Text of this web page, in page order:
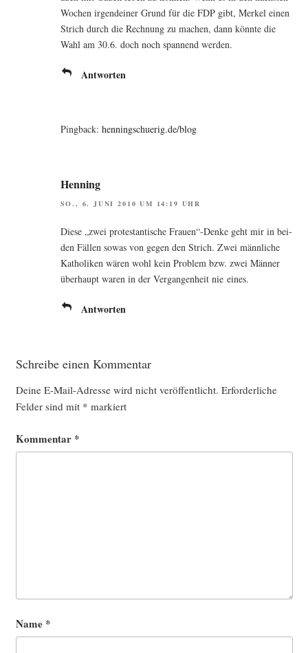
Wochen irgend­ei­ner Grund für die FDP gibt, Mer­kel einen
Strich durch die Rech­nung zu machen, dann könn­te die
Wahl am 30.6. doch noch span­nend werden.
Antworten
Pingback: henningschuerig.de/blog
Henning
SO., 6. JUNI 2010 UM 14:19 UHR
Die­se „zwei pro­tes­tan­ti­sche Frauen“-Denke geht mir in bei­
den Fäl­len sowas von gegen den Strich. Zwei männ­li­che
Katho­li­ken wären wohl kein Pro­blem bzw. zwei Män­ner
über­haupt waren in der Ver­gan­gen­heit nie eines.
Antworten
Schreibe einen Kommentar
Deine E-Mail-Adresse wird nicht veröffentlicht. Erforderliche
Felder sind mit * markiert
Kommentar *
Name *